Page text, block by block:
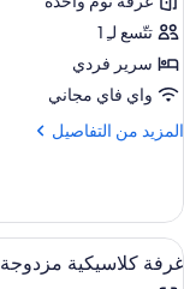
غرفة
كلاسيكية
للاستخدام
الفردي
-
سرير
تتّسع لـِ 1
سرير فردي
واي فاي مجاني
المزيد من التفاصيل
المزيد
غرفة
كلاسيكية
للاستخدام
الفردي
استعراض
جميع
6
غرفة كلاسيكية